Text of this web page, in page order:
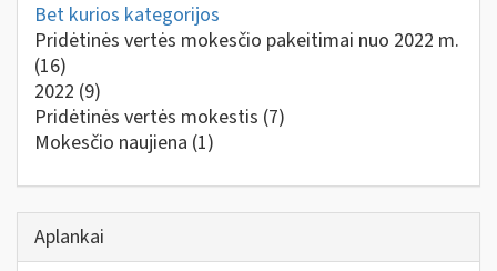
Bet kurios kategorijos
Pridėtinės vertės mokesčio pakeitimai nuo 2022 m.
(16)
2022 (9)
Pridėtinės vertės mokestis (7)
Mokesčio naujiena (1)
Aplankai